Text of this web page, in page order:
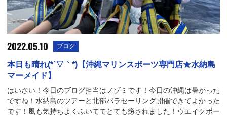
2022.05.10 ブログ
本日も晴れ(*´▽｀*)【沖縄マリンスポーツ専門店★水納島
マーメイド】
はいさい！今日のブログ担当はノゾミです！今日の沖縄は暑かった
ですね！水納島のツアーと北部パラセーリング開催できてよかった
です！風も気持ちよくふいててとても癒されました！ウエイクボー